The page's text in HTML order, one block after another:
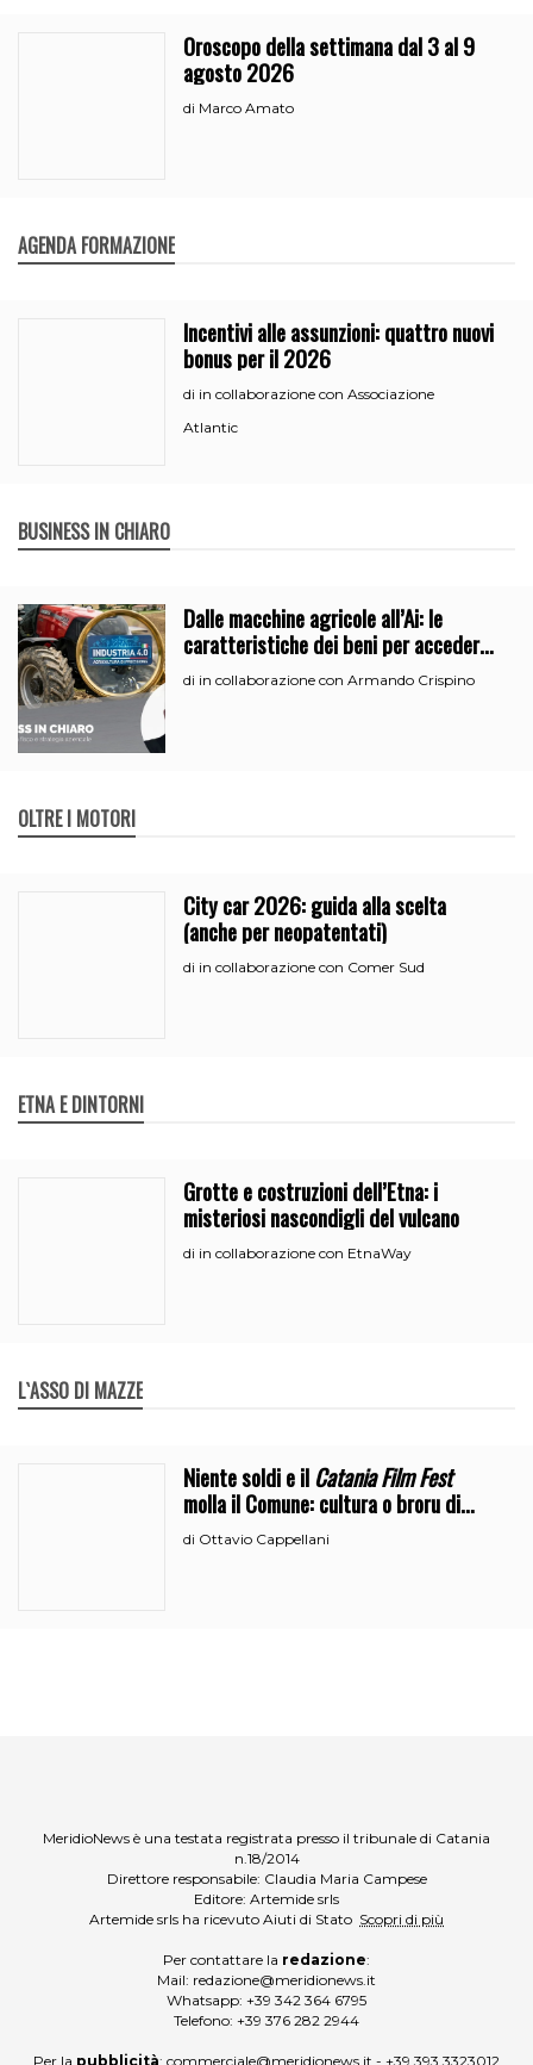
Oroscopo della settimana dal 3 al 9
agosto 2026
di Marco Amato
AGENDA FORMAZIONE
Incentivi alle assunzioni: quattro nuovi
bonus per il 2026
di in collaborazione con Associazione
Atlantic
BUSINESS IN CHIARO
Dalle macchine agricole all’Ai: le
caratteristiche dei beni per accedere
all’iperammortamento
di in collaborazione con Armando Crispino
OLTRE I MOTORI
City car 2026: guida alla scelta
(anche per neopatentati)
di in collaborazione con Comer Sud
ETNA E DINTORNI
Grotte e costruzioni dell’Etna: i
misteriosi nascondigli del vulcano
di in collaborazione con EtnaWay
L`ASSO DI MAZZE
Niente soldi e ilCatania Film Fest
molla il Comune: cultura o broru di
ciciri?
di Ottavio Cappellani
MeridioNews è una testata registrata presso il tribunale di Catania
n.18/2014
Direttore responsabile: Claudia Maria Campese
Editore: Artemide srls
Artemide srls ha ricevuto Aiuti di Stato Scopri di più
Per contattare la redazione:
Mail: redazione@meridionews.it
Whatsapp: +39 342 364 6795
Telefono: +39 376 282 2944
Per la pubblicità: commerciale@meridionews.it - +39 393 3323012